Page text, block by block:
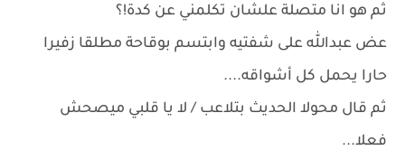
ثم هو انا متصلة علشان تكلمني عن كدة!؟
عض عبدالله على شفتيه وابتسم بوقاحة مطلقا زفيرا
حارا يحمل كل أشواقه....
ثم قال محولا الحديث بتلاعب / لا يا قلبي ميصحش
فعلا...